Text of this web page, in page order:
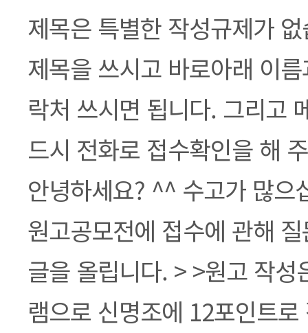
본문
제목은 특별한 작성규제가
제목을 쓰시고 바로아래 이
락처 쓰시면 됩니다. 그리고
드시 전화로 접수확인을 해
안녕하세요? ^^ 수고가 많으
원고공모전에 접수에 관해
글을 올립니다. > >원고 작
램으로 신명조에 12포인트